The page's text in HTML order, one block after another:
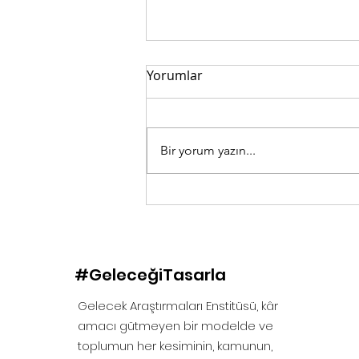
GençZeka’nın İlk Adımı:
Yorumlar
Bir yorum yazın...
#GeleceğiTasarla
Gelecek Araştırmaları Enstitüsü, kâr
amacı gütmeyen bir modelde ve
toplumun her kesiminin, kamunun,